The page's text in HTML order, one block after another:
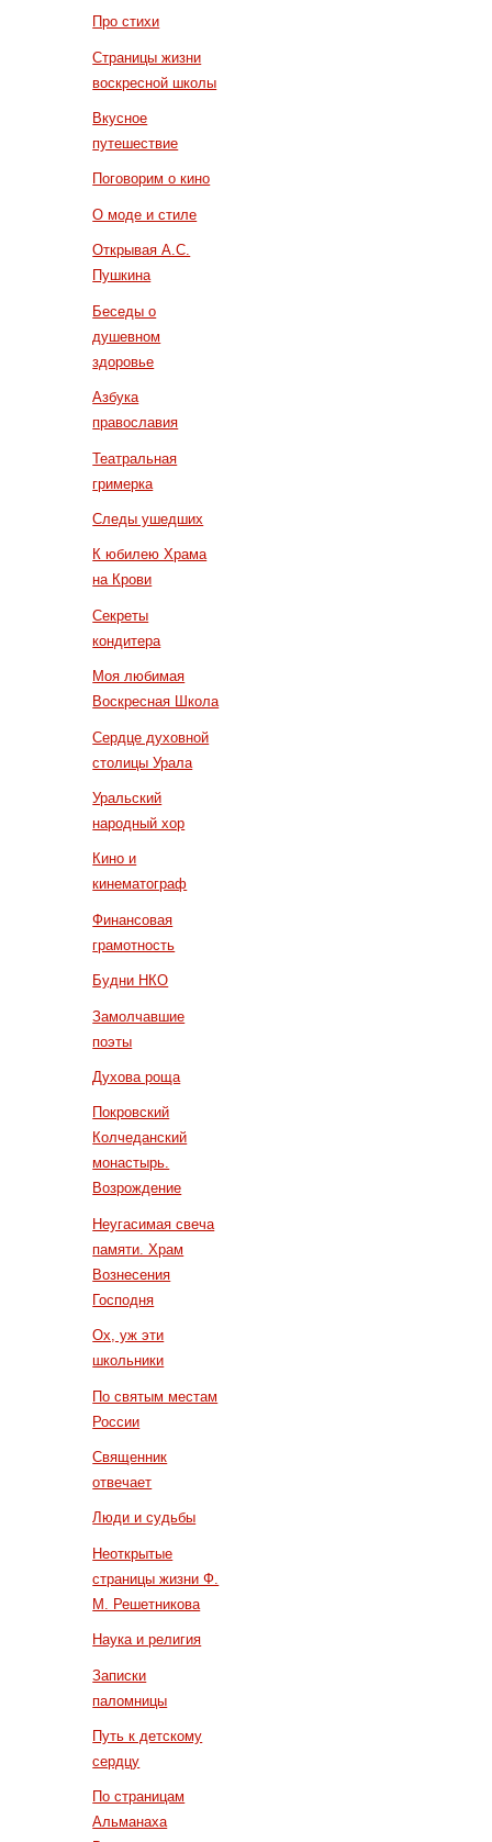
Про стихи
Страницы жизни
воскресной школы
Вкусное
путешествие
Поговорим о кино
О моде и стиле
Открывая А.С.
Пушкина
Беседы о
душевном
здоровье
Азбука
православия
Театральная
гримерка
Следы ушедших
К юбилею Храма
на Крови
Секреты
кондитера
Моя любимая
Воскресная Школа
Сердце духовной
столицы Урала
Уральский
народный хор
Кино и
кинематограф
Финансовая
грамотность
Будни НКО
Замолчавшие
поэты
Духова роща
Покровский
Колчеданский
монастырь.
Возрождение
Неугасимая свеча
памяти. Храм
Вознесения
Господня
Ох, уж эти
школьники
По святым местам
России
Священник
отвечает
Люди и судьбы
Неоткрытые
страницы жизни Ф.
М. Решетникова
Наука и религия
Записки
паломницы
Путь к детскому
сердцу
По страницам
Альманаха